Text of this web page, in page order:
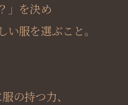
」を決め
服を選ぶこと。
の持つ力、